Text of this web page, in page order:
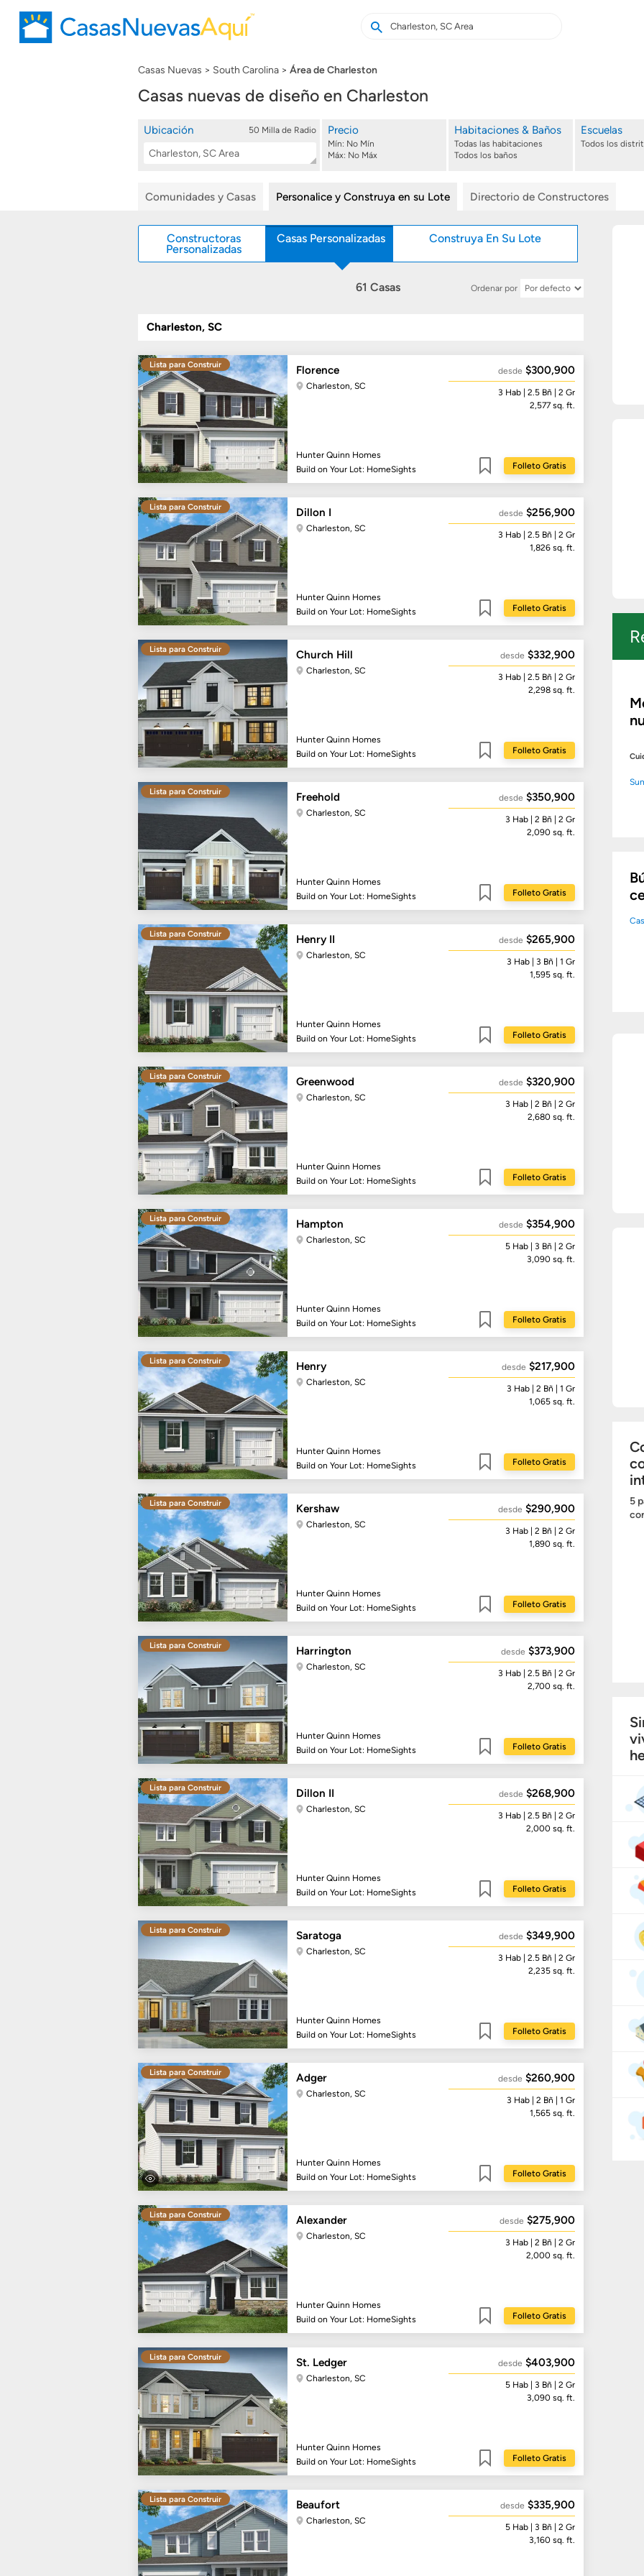
Buscar
casas
Buscar
Casas Nuevas South Carolina Área de Charleston
Casas nuevas de diseño en Charleston
Ubicación 50 Milla de Radio
Search
Buscar
Precio
Mín: No Mín
Máx: No Máx
Habitaciones & Baños
Todas las habitaciones
Todos los baños
Escuelas
Todos los
Comunidades y Casas Personalice y Construya en su Lote Directorio de Constructores
Constructoras
Personalizadas
Casas Personalizadas Construya En Su Lote
61 Casas Ordenar por
Charleston, SC
Lista para Construir Florence
Charleston, SC
Hunter Quinn Homes
Build on Your Lot: HomeSights
desde $300,900
3 Hab | 2.5 Bñ | 2 Gr
2,577sq. ft.
Folleto Gratis
Lista para Construir Dillon I
Charleston, SC
Hunter Quinn Homes
Build on Your Lot: HomeSights
desde $256,900
3 Hab | 2.5 Bñ | 2 Gr
1,826sq. ft.
Folleto Gratis
Lista para Construir Church Hill
Charleston, SC
Hunter Quinn Homes
Build on Your Lot: HomeSights
desde $332,900
3 Hab | 2.5 Bñ | 2 Gr
2,298sq. ft.
Folleto Gratis
Lista para Construir Freehold
Charleston, SC
Hunter Quinn Homes
Build on Your Lot: HomeSights
desde $350,900
3 Hab | 2 Bñ | 2 Gr
2,090sq. ft.
Folleto Gratis
Lista para Construir Henry II
Charleston, SC
Hunter Quinn Homes
Build on Your Lot: HomeSights
desde $265,900
3 Hab | 3 Bñ | 1 Gr
1,595sq. ft.
Folleto Gratis
Lista para Construir Greenwood
Charleston, SC
Hunter Quinn Homes
Build on Your Lot: HomeSights
desde $320,900
3 Hab | 2 Bñ | 2 Gr
2,680sq. ft.
Folleto Gratis
Lista para Construir Hampton
Charleston, SC
Hunter Quinn Homes
Build on Your Lot: HomeSights
desde $354,900
5 Hab | 3 Bñ | 2 Gr
3,090sq. ft.
Folleto Gratis
Lista para Construir Henry
Charleston, SC
Hunter Quinn Homes
Build on Your Lot: HomeSights
desde $217,900
3 Hab | 2 Bñ | 1 Gr
1,065sq. ft.
Folleto Gratis
Lista para Construir Kershaw
Charleston, SC
Hunter Quinn Homes
Build on Your Lot: HomeSights
desde $290,900
3 Hab | 2 Bñ | 2 Gr
1,890sq. ft.
Folleto Gratis
Lista para Construir Harrington
Charleston, SC
Hunter Quinn Homes
Build on Your Lot: HomeSights
desde $373,900
3 Hab | 2.5 Bñ | 2 Gr
2,700sq. ft.
Folleto Gratis
Lista para Construir Dillon II
Charleston, SC
Hunter Quinn Homes
Build on Your Lot: HomeSights
desde $268,900
3 Hab | 2.5 Bñ | 2 Gr
2,000sq. ft.
Folleto Gratis
Lista para Construir Saratoga
Charleston, SC
Hunter Quinn Homes
Build on Your Lot: HomeSights
desde $349,900
3 Hab | 2.5 Bñ | 2 Gr
2,235sq. ft.
Folleto Gratis
Lista para Construir Adger
Charleston, SC
Hunter Quinn Homes
Build on Your Lot: HomeSights
desde $260,900
3 Hab | 2 Bñ | 1 Gr
1,565sq. ft.
Folleto Gratis
Lista para Construir Alexander
Charleston, SC
Hunter Quinn Homes
Build on Your Lot: HomeSights
desde $275,900
3 Hab | 2 Bñ | 2 Gr
2,000sq. ft.
Folleto Gratis
Lista para Construir St. Ledger
Charleston, SC
Hunter Quinn Homes
Build on Your Lot: HomeSights
desde $403,900
5 Hab | 3 Bñ | 2 Gr
3,090sq. ft.
Folleto Gratis
Lista para Construir Beaufort
Charleston, SC
desde $335,900
5 Hab | 3 Bñ | 2 Gr
3,160sq. ft.
5